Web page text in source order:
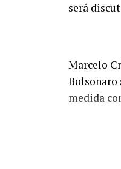
será
Marcelo
Bolsonaro
medida